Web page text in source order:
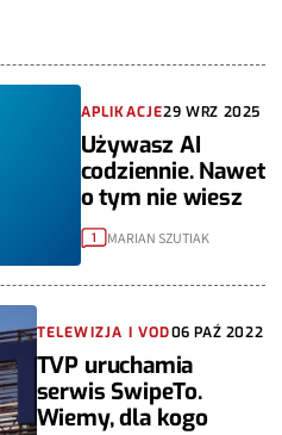
APLIKACJE29 WRZ 2025
Używasz AI
codziennie. Nawet
o tym nie wiesz
1 MARIAN SZUTIAK
TELEWIZJA I VOD06 PAŹ 2022
TVP uruchamia
serwis SwipeTo.
Wiemy, dla kogo